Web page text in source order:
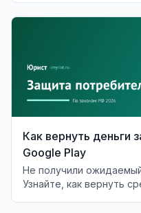
Как вернуть деньги
Google Play
Не получили
Узнайте, как вернуть